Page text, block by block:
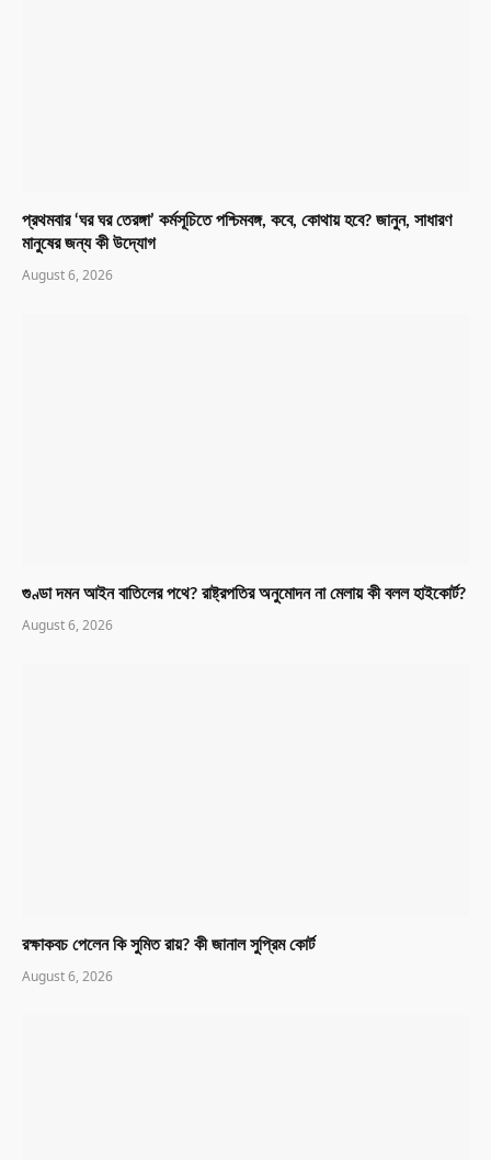
প্রথমবার ‘ঘর ঘর তেরঙ্গা’ কর্মসূচিতে পশ্চিমবঙ্গ, কবে, কোথায় হবে? জানুন, সাধারণ
মানুষের জন্য কী উদ্যোগ
August 6, 2026
গুণ্ডা দমন আইন বাতিলের পথে? রাষ্ট্রপতির অনুমোদন না মেলায় কী বলল হাইকোর্ট?
August 6, 2026
রক্ষাকবচ পেলেন কি সুমিত রায়? কী জানাল সুপ্রিম কোর্ট
August 6, 2026